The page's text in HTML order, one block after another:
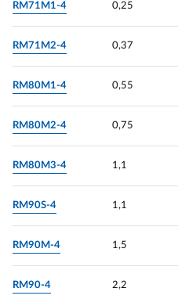
RM71M1-4 0,25
RM71M2-4 0,37
RM80M1-4 0,55
RM80M2-4 0,75
RM80M3-4 1,1
RM90S-4 1,1
RM90M-4 1,5
RM90-4 2,2